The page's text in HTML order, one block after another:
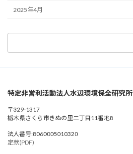
2025年4月
特定非営利活動法人水辺環境保全研究所
〒329-1317
栃木県さくら市きぬの里二丁目11番地8
法人番号:8060005010320
定款(PDF)